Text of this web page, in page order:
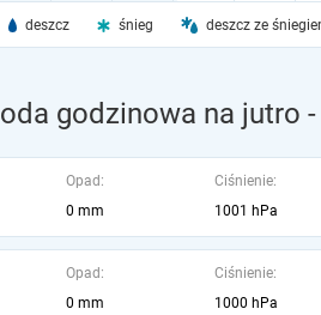
deszcz śnieg deszcz ze
godzinowa na jutro
Opad:
0 mm
Ciśnienie:
1001 hPa
Opad:
0 mm
Ciśnienie:
1000 hPa